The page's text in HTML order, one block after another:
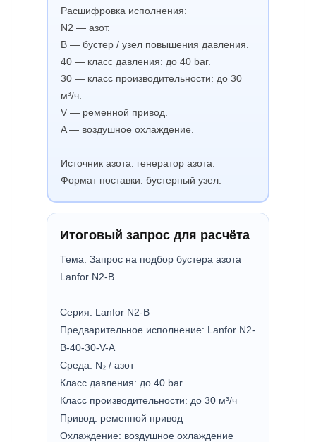
Расшифровка исполнения:
N2 — азот.
B — бустер / узел повышения давления.
40 — класс давления: до 40 bar.
30 — класс производительности: до 30
м³/ч.
V — ременной привод.
A — воздушное охлаждение.
Источник азота: генератор азота.
Формат поставки: бустерный узел.
Итоговый запрос для расчёта
Тема: Запрос на подбор бустера азота
Lanfor N2-B
Серия: Lanfor N2-B
Предварительное исполнение: Lanfor N2-
B-40-30-V-A
Среда: N₂ / азот
Класс давления: до 40 bar
Класс производительности: до 30 м³/ч
Привод: ременной привод
Охлаждение: воздушное охлаждение